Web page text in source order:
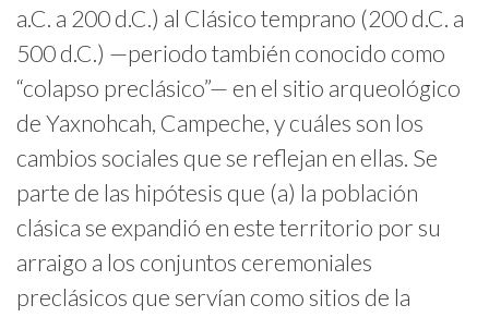
a.C. a 200 d.C.) al Clásico temprano (200 d.C. a
500 d.C.) —periodo también conocido como
“colapso preclásico”— en el sitio arqueológico
de Yaxnohcah, Campeche, y cuáles son los
cambios sociales que se reflejan en ellas. Se
parte de las hipótesis que (a) la población
clásica se expandió en este territorio por su
arraigo a los conjuntos ceremoniales
preclásicos que servían como sitios de la